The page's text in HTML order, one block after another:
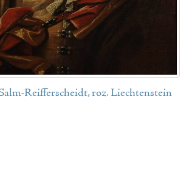
Reifferscheidt, roz. Liechtenstein